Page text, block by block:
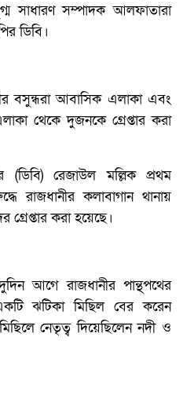
সাধারণ সম্পাদক আলফাতারা
ডিবি।
বসুন্ধরা আবাসিক এলাকা এবং
থেকে দুজনকে গ্রেপ্তার করা
(ডিবি) রেজাউল মল্লিক প্রথম
রাজধানীর কলাবাগান থানায়
করা হয়েছে।
আগে রাজধানীর পান্থপথের
ঝটিকা মিছিল বের করেন
নেতৃত্ব দিয়েছিলেন নদী ও